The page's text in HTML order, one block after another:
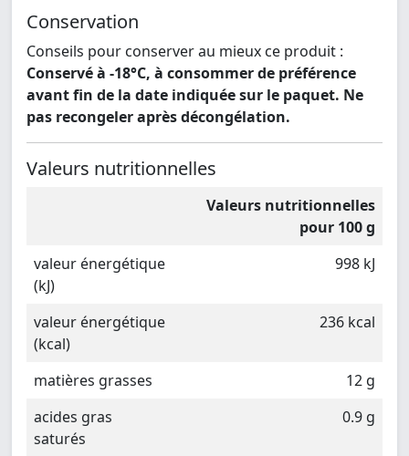
Conservation
Conseils pour conserver au mieux ce produit :
Conservé à -18°C, à consommer de préférence
avant fin de la date indiquée sur le paquet. Ne
pas recongeler après décongélation.
Valeurs nutritionnelles
Valeurs nutritionnelles
pour 100 g
valeur énergétique
(kJ)
998 kJ
valeur énergétique
(kcal)
236 kcal
matières grasses
12 g
acides gras
saturés
0.9 g